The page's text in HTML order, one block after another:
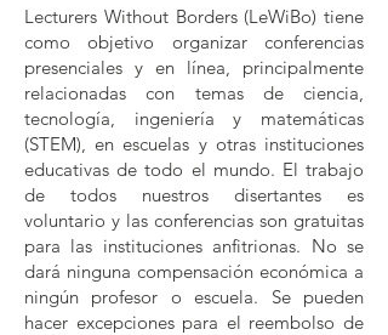
Lecturers Without Borders (LeWiBo) tiene
como objetivo organizar conferencias
presenciales y en línea, principalmente
relacionadas con temas de ciencia,
tecnología, ingeniería y matemáticas
(STEM), en escuelas y otras instituciones
educativas de todo el mundo. El trabajo
de todos nuestros disertantes es
voluntario y las conferencias son gratuitas
para las instituciones anfitrionas. No se
dará ninguna compensación económica a
ningún profesor o escuela. Se pueden
hacer excepciones para el reembolso de